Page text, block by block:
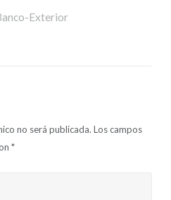
Exterior
no será publicada. Los campos
*